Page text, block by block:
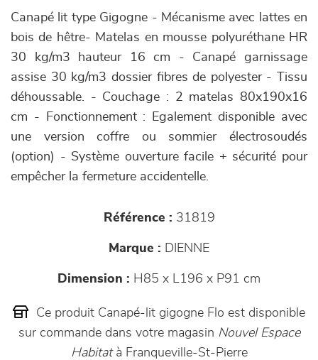
Canapé lit type Gigogne - Mécanisme avec lattes en
bois de hêtre- Matelas en mousse polyuréthane HR
30 kg/m3 hauteur 16 cm - Canapé garnissage
assise 30 kg/m3 dossier fibres de polyester - Tissu
déhoussable. - Couchage : 2 matelas 80x190x16
cm - Fonctionnement : Egalement disponible avec
une version coffre ou sommier électrosoudés
(option) - Système ouverture facile + sécurité pour
empêcher la fermeture accidentelle.
Référence : 31819
Marque : DIENNE
Dimension : H85 x L196 x P91 cm
Ce produit Canapé-lit gigogne Flo est disponible
sur commande dans votre magasin Nouvel Espace
Habitatà Franqueville-St-Pierre